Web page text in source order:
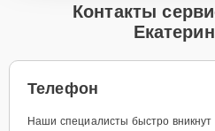
Контакты
Телефон
Наши специалисты быстро вникнут